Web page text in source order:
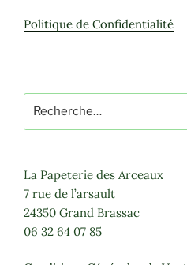
Politique de Confidentialité
pour
La Papeterie des Arceaux
7 rue de l’arsault
24350 Grand Brassac
06 32 64 07 85